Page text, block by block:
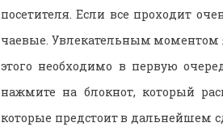
посетителя. Если все проходит
чаевые. Увлекательным моментом
этого необходимо в первую
нажмите на блокнот, который
которые предстоит в дальнейшем